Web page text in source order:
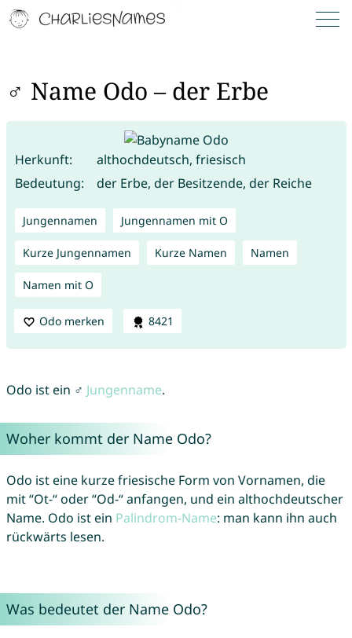
♂ Name Odo – der Erbe
Herkunft:
althochdeutsch, friesisch
Bedeutung:
der Erbe, der Besitzende, der Reiche
Jungennamen Jungennamen mit O
Kurze Jungennamen Kurze Namen Namen
Namen mit O
Odo merken 8421
Odo ist ein ♂ Jungenname.
Woher kommt der Name Odo?
Odo ist eine kurze friesische Form von Vornamen, die
mit “Ot-“ oder “Od-“ anfangen, und ein althochdeutscher
Name. Odo ist ein Palindrom-Name: man kann ihn auch
rückwärts lesen.
Was bedeutet der Name Odo?